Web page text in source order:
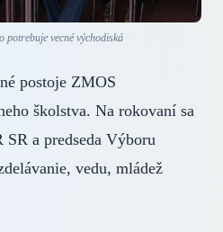
potrebuje vecné východiská
postoje ZMOS
školstva. Na rokovaní sa
SR a predseda Výboru
vedu, mládež